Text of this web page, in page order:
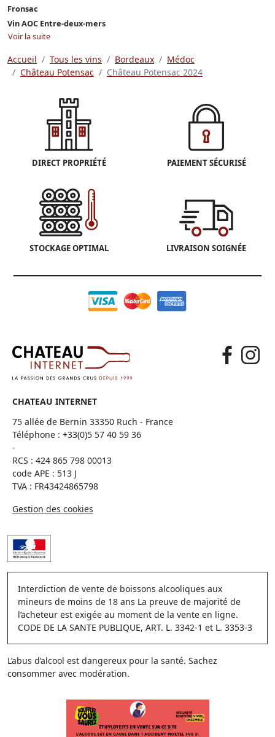
Fronsac
Vin AOC Entre-deux-mers
Voir la suite
Accueil Tous les vins Bordeaux
Médoc
Château Potensac
Château Potensac 2024
DIRECT PROPRIÉTÉ PAIEMENT SÉCURISÉ
STOCKAGE OPTIMAL LIVRAISON SOIGNÉE
CHATEAU INTERNET
75 allée de Bernin 33350 Ruch - France
Téléphone : +33(0)5 57 40 59 36
-
RCS : 424 865 798 00013
code APE : 513 J
TVA : FR43424865798
Gestion des cookies
Interdiction de vente de boissons alcooliques aux
mineurs de moins de 18 ans La preuve de majorité de
l’acheteur est exigée au moment de la vente en ligne.
CODE DE LA SANTE PUBLIQUE, ART. L. 3342-1 et L. 3353-3
L’abus d’alcool est dangereux pour la santé. Sachez
consommer avec modération.